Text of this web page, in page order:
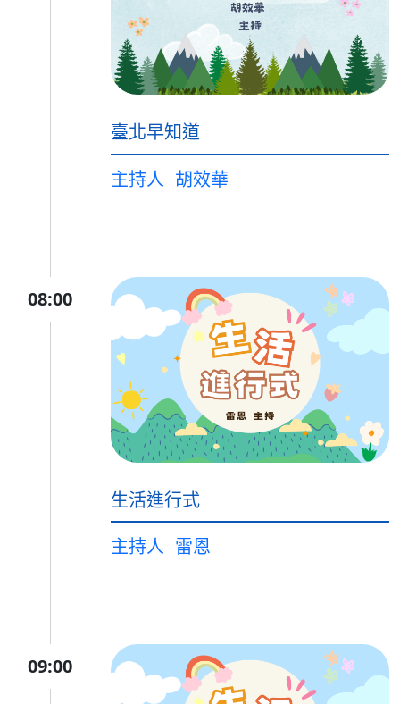
臺北早知道
主持人 胡效華
08:00
生活進行式
主持人 雷恩
09:00